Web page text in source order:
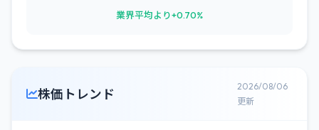
業界平均より+0.70%
株価トレンド
2026/08/06
更新